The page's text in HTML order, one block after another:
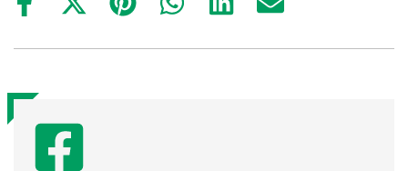
Share
Share
(Twitter)
Share
Share
Share
Share